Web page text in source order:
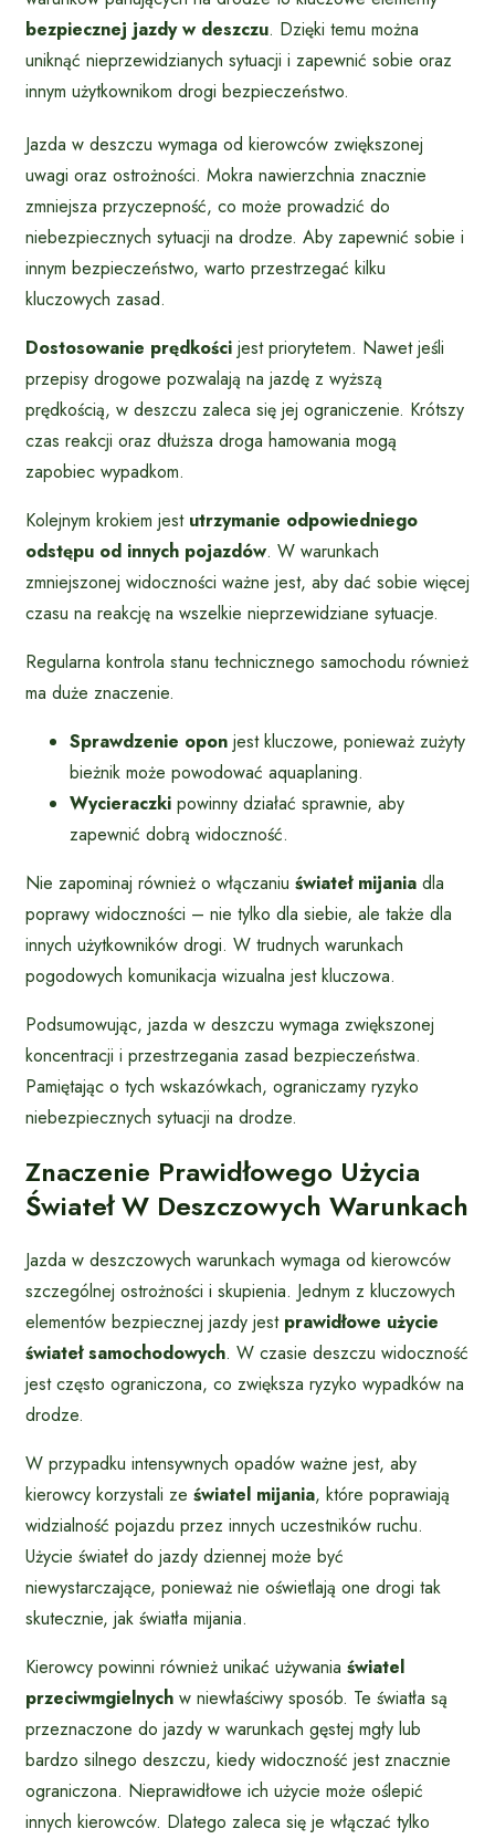
bezpiecznej jazdy w deszczu. Dzięki temu można
uniknąć nieprzewidzianych sytuacji i zapewnić sobie oraz
innym użytkownikom drogi bezpieczeństwo.
Jazda w deszczu wymaga od kierowców zwiększonej
uwagi oraz ostrożności. Mokra nawierzchnia znacznie
zmniejsza przyczepność, co może prowadzić do
niebezpiecznych sytuacji na drodze. Aby zapewnić sobie i
innym bezpieczeństwo, warto przestrzegać kilku
kluczowych zasad.
Dostosowanie prędkości jest priorytetem. Nawet jeśli
przepisy drogowe pozwalają na jazdę z wyższą
prędkością, w deszczu zaleca się jej ograniczenie. Krótszy
czas reakcji oraz dłuższa droga hamowania mogą
zapobiec wypadkom.
Kolejnym krokiem jest utrzymanie odpowiedniego
odstępu od innych pojazdów. W warunkach
zmniejszonej widoczności ważne jest, aby dać sobie więcej
czasu na reakcję na wszelkie nieprzewidziane sytuacje.
Regularna kontrola stanu technicznego samochodu również
ma duże znaczenie.
Sprawdzenie opon jest kluczowe, ponieważ zużyty
bieżnik może powodować aquaplaning.
Wycieraczki powinny działać sprawnie, aby
zapewnić dobrą widoczność.
Nie zapominaj również o włączaniu świateł mijania dla
poprawy widoczności – nie tylko dla siebie, ale także dla
innych użytkowników drogi. W trudnych warunkach
pogodowych komunikacja wizualna jest kluczowa.
Podsumowując, jazda w deszczu wymaga zwiększonej
koncentracji i przestrzegania zasad bezpieczeństwa.
Pamiętając o tych wskazówkach, ograniczamy ryzyko
niebezpiecznych sytuacji na drodze.
Znaczenie Prawidłowego Użycia
Świateł W Deszczowych Warunkach
Jazda w deszczowych warunkach wymaga od kierowców
szczególnej ostrożności i skupienia. Jednym z kluczowych
elementów bezpiecznej jazdy jest prawidłowe użycie
świateł samochodowych. W czasie deszczu widoczność
jest często ograniczona, co zwiększa ryzyko wypadków na
drodze.
W przypadku intensywnych opadów ważne jest, aby
kierowcy korzystali ze światel mijania, które poprawiają
widzialność pojazdu przez innych uczestników ruchu.
Użycie świateł do jazdy dziennej może być
niewystarczające, ponieważ nie oświetlają one drogi tak
skutecznie, jak światła mijania.
Kierowcy powinni również unikać używania światel
przeciwmgielnych w niewłaściwy sposób. Te światła są
przeznaczone do jazdy w warunkach gęstej mgły lub
bardzo silnego deszczu, kiedy widoczność jest znacznie
ograniczona. Nieprawidłowe ich użycie może oślepić
innych kierowców. Dlatego zaleca się je włączać tylko